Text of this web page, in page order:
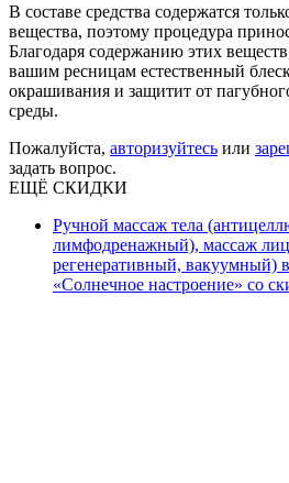
В составе средства содержатся
вещества, поэтому процедура
Благодаря содержанию этих
вашим ресницам естественный
окрашивания и защитит от
среды.
Пожалуйста, авторизуйтесь или
задать вопрос.
ЕЩЁ СКИДКИ
Ручной массаж тела
лимфодренажный), массаж
регенеративный, вакуумный)
«Солнечное настроение» со